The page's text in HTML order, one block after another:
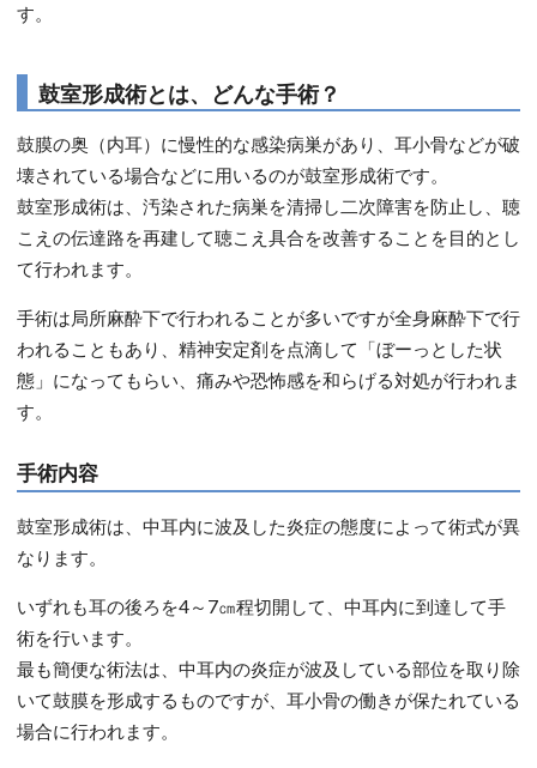
す。
鼓室形成術とは、どんな手術？
鼓膜の奥（内耳）に慢性的な感染病巣があり、耳小骨などが破
壊されている場合などに用いるのが鼓室形成術です。
鼓室形成術は、汚染された病巣を清掃し二次障害を防止し、聴
こえの伝達路を再建して聴こえ具合を改善することを目的とし
て行われます。
手術は局所麻酔下で行われることが多いですが全身麻酔下で行
われることもあり、精神安定剤を点滴して「ぼーっとした状
態」になってもらい、痛みや恐怖感を和らげる対処が行われま
す。
手術内容
鼓室形成術は、中耳内に波及した炎症の態度によって術式が異
なります。
いずれも耳の後ろを4～7㎝程切開して、中耳内に到達して手
術を行います。
最も簡便な術法は、中耳内の炎症が波及している部位を取り除
いて鼓膜を形成するものですが、耳小骨の働きが保たれている
場合に行われます。